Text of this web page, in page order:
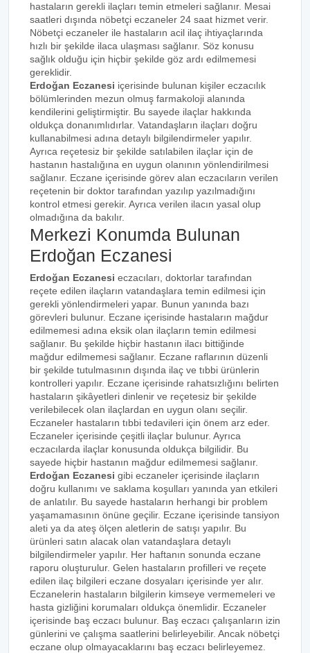
hastaların gerekli ilaçları temin etmeleri sağlanır. Mesai
saatleri dışında nöbetçi eczaneler 24 saat hizmet verir.
Nöbetçi eczaneler ile hastaların acil ilaç ihtiyaçlarında
hızlı bir şekilde ilaca ulaşması sağlanır. Söz konusu
sağlık olduğu için hiçbir şekilde göz ardı edilmemesi
gereklidir.
Erdoğan Eczanesi içerisinde bulunan kişiler eczacılık
bölümlerinden mezun olmuş farmakoloji alanında
kendilerini geliştirmiştir. Bu sayede ilaçlar hakkında
oldukça donanımlıdırlar. Vatandaşların ilaçları doğru
kullanabilmesi adına detaylı bilgilendirmeler yapılır.
Ayrıca reçetesiz bir şekilde satılabilen ilaçlar için de
hastanın hastalığına en uygun olanının yönlendirilmesi
sağlanır. Eczane içerisinde görev alan eczacıların verilen
reçetenin bir doktor tarafından yazılıp yazılmadığını
kontrol etmesi gerekir. Ayrıca verilen ilacın yasal olup
olmadığına da bakılır.
Merkezi Konumda Bulunan
Erdoğan Eczanesi
Erdoğan Eczanesi eczacıları, doktorlar tarafından
reçete edilen ilaçların vatandaşlara temin edilmesi için
gerekli yönlendirmeleri yapar. Bunun yanında bazı
görevleri bulunur. Eczane içerisinde hastaların mağdur
edilmemesi adına eksik olan ilaçların temin edilmesi
sağlanır. Bu şekilde hiçbir hastanın ilacı bittiğinde
mağdur edilmemesi sağlanır. Eczane raflarının düzenli
bir şekilde tutulmasının dışında ilaç ve tıbbi ürünlerin
kontrolleri yapılır. Eczane içerisinde rahatsızlığını belirten
hastaların şikâyetleri dinlenir ve reçetesiz bir şekilde
verilebilecek olan ilaçlardan en uygun olanı seçilir.
Eczaneler hastaların tıbbi tedavileri için önem arz eder.
Eczaneler içerisinde çeşitli ilaçlar bulunur. Ayrıca
eczacılarda ilaçlar konusunda oldukça bilgilidir. Bu
sayede hiçbir hastanın mağdur edilmemesi sağlanır.
Erdoğan Eczanesi gibi eczaneler içerisinde ilaçların
doğru kullanımı ve saklama koşulları yanında yan etkileri
de anlatılır. Bu sayede hastaların herhangi bir problem
yaşamamasının önüne geçilir. Eczane içerisinde tansiyon
aleti ya da ateş ölçen aletlerin de satışı yapılır. Bu
ürünleri satın alacak olan vatandaşlara detaylı
bilgilendirmeler yapılır. Her haftanın sonunda eczane
raporu oluşturulur. Gelen hastaların profilleri ve reçete
edilen ilaç bilgileri eczane dosyaları içerisinde yer alır.
Eczanelerin hastaların bilgilerin kimseye vermemeleri ve
hasta gizliğini korumaları oldukça önemlidir. Eczaneler
içerisinde baş eczacı bulunur. Baş eczacı çalışanların izin
günlerini ve çalışma saatlerini belirleyebilir. Ancak nöbetçi
eczane olup olmayacaklarını baş eczacı belirleyemez.